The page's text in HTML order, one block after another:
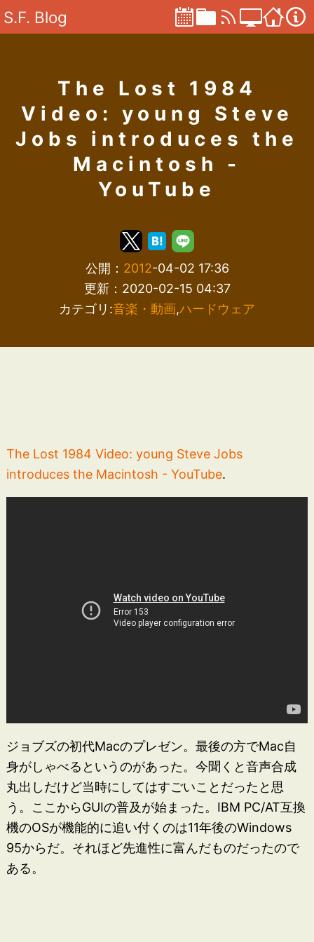
S.F. Blog
The Lost 1984
Video: young Steve
Jobs introduces the
Macintosh -
YouTube
公開： 2012-04-02 17:36
更新：2020-02-15 04:37
カテゴリ:音楽・動画,ハードウェア
The Lost 1984 Video: young Steve Jobs
introduces the Macintosh - YouTube.
ジョブズの初代Macのプレゼン。最後の方でMac自
身がしゃべるというのがあった。今聞くと音声合成
丸出しだけど当時にしてはすごいことだったと思
う。ここからGUIの普及が始まった。IBM PC/AT互換
機のOSが機能的に追い付くのは11年後のWindows
95からだ。それほど先進性に富んだものだったので
ある。